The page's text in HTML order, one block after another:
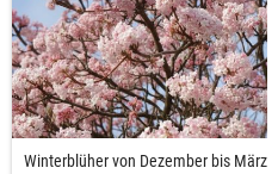
Winterblüher von Dezember bis März